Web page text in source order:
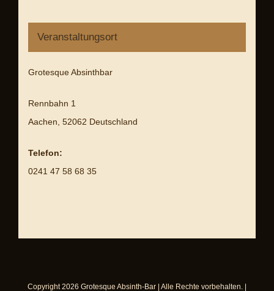
Veranstaltungsort
Grotesque Absinthbar
Rennbahn 1
Aachen 52062 Deutschland
Telefon:
0241 47 58 68 35
Copyright2026 Grotesque Absinth-Bar | Alle Rechte vorbehalten. |